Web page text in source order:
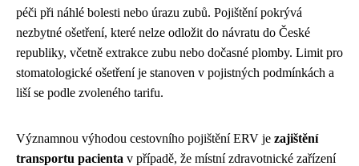
péči při náhlé bolesti nebo úrazu zubů. Pojištění pokrývá
nezbytné ošetření, které nelze odložit do návratu do České
republiky, včetně extrakce zubu nebo dočasné plomby. Limit pro
stomatologické ošetření je stanoven v pojistných podmínkách a
liší se podle zvoleného tarifu.
Významnou výhodou cestovního pojištění ERV je zajištění
transportu pacienta v případě, že místní zdravotnické zařízení